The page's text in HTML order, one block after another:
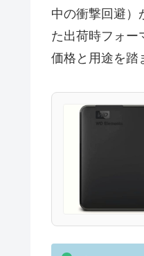
中の衝撃回避）
た出荷時フォー
価格と用途を踏